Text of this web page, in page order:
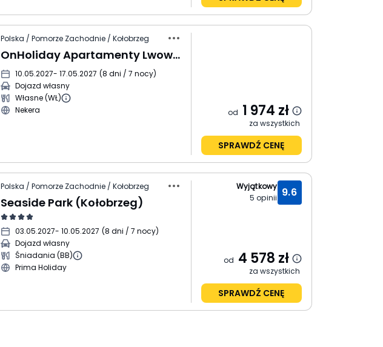
Polska / Pomorze Zachodnie / Kołobrzeg
OnHoliday Apartamenty Lwowska 12
10.05.2027- 17.05.2027 (8 dni / 7 nocy)
Dojazd własny
Własne (WŁ)
Nekera
od 1 974 zł
za wszystkich
SPRAWDŹ CENĘ
Polska / Pomorze Zachodnie / Kołobrzeg
Seaside Park (Kołobrzeg)
03.05.2027- 10.05.2027 (8 dni / 7 nocy)
Dojazd własny
Śniadania (BB)
Prima Holiday
9.6
Wyjątkowy
5 opinii
od 4 578 zł
za wszystkich
SPRAWDŹ CENĘ